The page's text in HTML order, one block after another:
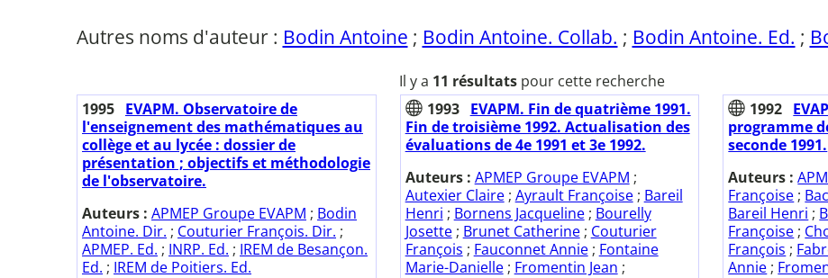
Autres noms d'auteur : Bodin Antoine ; Bodin Antoine. Collab. ; Bodin Antoine. Ed. ;
Il y a 11 résultatspour cette recherche
1995 EVAPM. Observatoire de
l'enseignement des mathématiques au
collège et au lycée : dossier de
présentation ; objectifs et méthodologie
de l'observatoire.
Auteurs : APMEP Groupe EVAPM ; Bodin
Antoine. Dir. ; Couturier François. Dir. ;
APMEP. Ed. ; INRP. Ed. ; IREM de Besançon.
Ed. ; IREM de Poitiers. Ed.
1993
EVAPM. Fin de quatrième 1991.
Fin de troisième 1992. Actualisation des
évaluations de 4e 1991 et 3e 1992.
Auteurs : APMEP Groupe EVAPM ;
Autexier Claire; Ayrault Françoise; Bareil
Henri ; Bornens Jacqueline; Bourelly
Josette; Brunet Catherine; Couturier
François ; Fauconnet Annie; Fontaine
Marie-Danielle; Fromentin Jean ;
1992
programme
seconde 1991.
Auteurs :
Françoise ;
Bareil Henri ;
Françoise ;
François ;
Annie ;